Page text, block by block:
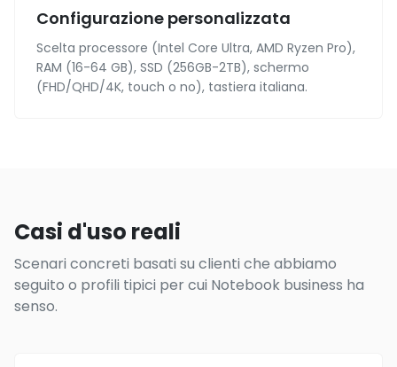
Configurazione personalizzata
Scelta processore (Intel Core Ultra, AMD Ryzen Pro),
RAM (16-64 GB), SSD (256GB-2TB), schermo
(FHD/QHD/4K, touch o no), tastiera italiana.
Casi d'uso reali
Scenari concreti basati su clienti che abbiamo
seguito o profili tipici per cui Notebook business ha
senso.